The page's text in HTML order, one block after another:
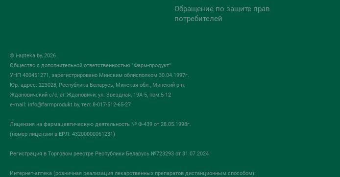
Обращение по защите прав
потребителей
© i-apteka.by, 2026 .
Общество с дополнительной ответственностью "Фарм-продукт"
УНП 400451271, зарегистрировано Минским облисполком 30.04.1997г.
Юр. адрес: 223028, Республика Беларусь, Минская обл., Минский р-н,
Ждановичский с/с, аг.Ждановичи, ул. Звездная, 19А-5, пом.5-12
e-mail: info@farmprodukt.by, тел: 8-017-512-65-27
Лицензия на фармацевтическую деятельность № Ф-439 от 28.05.1998г.
(номер лицензии в ЕРЛ: 43200000061231)
Регистрация в Торговом реестре Республики Беларусь №723293 от 31.07.2024
Интернет-аптека (розничная реализация лекарственных препаратов дистанционным способом):